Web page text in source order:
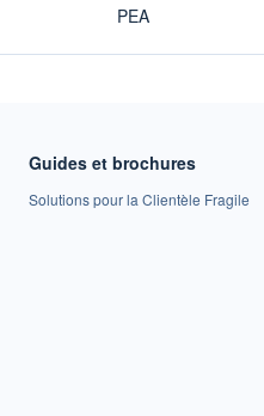
PEA
Guides et brochures
Solutions pour la Clientèle Fragile